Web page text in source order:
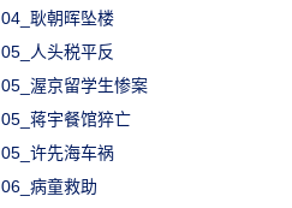
04_耿朝晖坠楼
05_人头税平反
05_渥京留学生惨案
05_蒋宇餐馆猝亡
05_许先海车祸
06_病童救助